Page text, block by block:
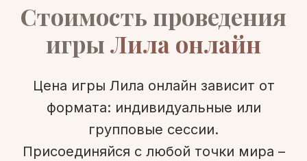
Стоимость проведения
игрыЛила онлайн
Цена игры Лила онлайн зависит от
формата: индивидуальные или
групповые сессии.
Присоединяйся с любой точки мира –